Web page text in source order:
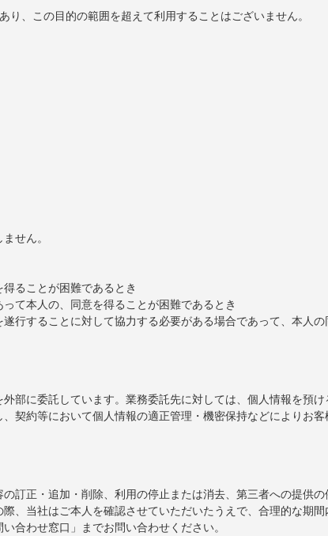
、この目的の範囲を超えて利用することはございません。
せん。
ることが困難であるとき
て本人の、同意を得ることが困難であるとき
行することに対して協力する必要がある場合であって、本人の
部に委託しています。業務委託先に対しては、個人情報を預け
契約等において個人情報の適正管理・機密保持などによりお客
訂正・追加・削除、利用の停止または消去、第三者への提供の
、当社はご本人を確認させていただいたうえで、合理的な期間
合わせ窓口」までお問い合わせください。